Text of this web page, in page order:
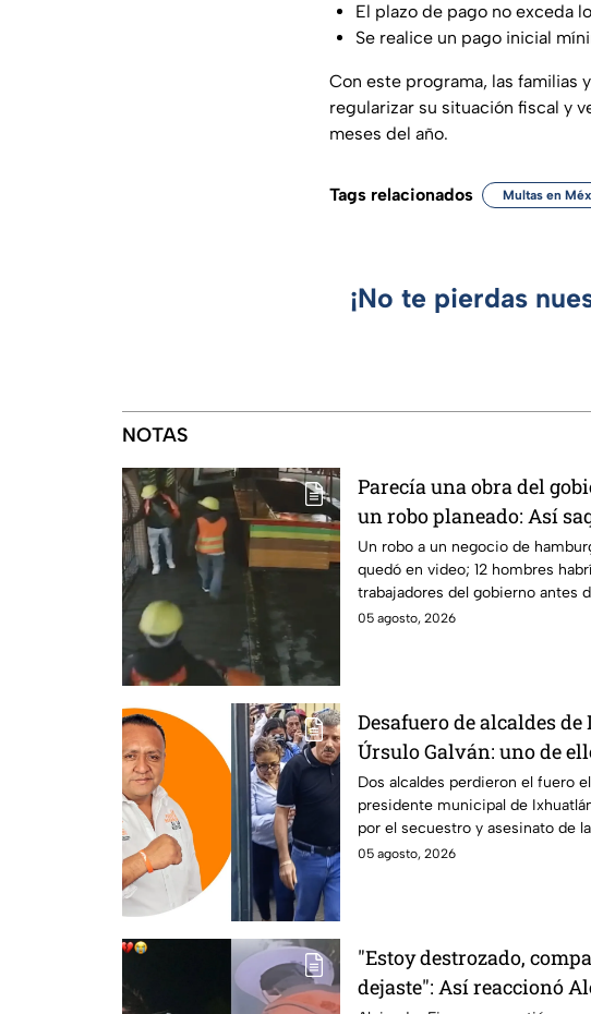
El plazo de pago no exceda
Se realice un pago inicial
Con este programa, las familias
regularizar su situación fiscal y
meses del año.
Tags relacionados Multas en
¡No te pierdas
NOTAS
Parecía una obra del
un robo planeado: Así
negocio de
Un robo a un negocio de
quedó en video; 12 hombres
trabajadores del gobierno antes
dueño y saquearlo.
05 agosto, 2026
Desafuero de alcaldes
Úrsulo Galván: uno de
implicado en el
periodista Roxana
Dos alcaldes perdieron el fuero
presidente municipal de
por el secuestro y asesinato de
Guzmán en Veracruz.
05 agosto, 2026
"Estoy destrozado,
dejaste": Así reaccionó